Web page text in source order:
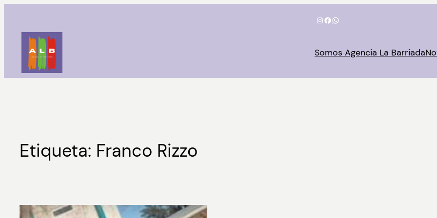
contenido
Instagram
Facebook
WhatsApp
Somos Agencia La Barriada
Etiqueta: Franco Rizzo